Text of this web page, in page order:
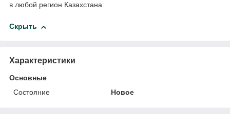
в любой регион Казахстана.
Скрыть
Характеристики
Основные
Состояние
Новое